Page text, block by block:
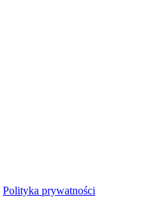
Polityka prywatności